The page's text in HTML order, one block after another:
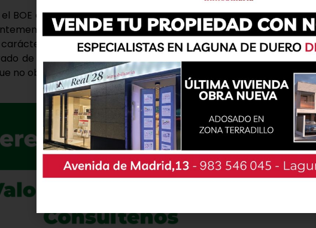
BOE este miércoles confirma que se podrá llevar cualquier tipo
higiénicas y quirúrgicas, que cubran nariz y boca. Estas
general en la vía pública, en espacios al aire libre y el
de uso público o que se encuentre abierto al público, siendo
no obligatorio, su uso a la población infantil de entre tres y cinco